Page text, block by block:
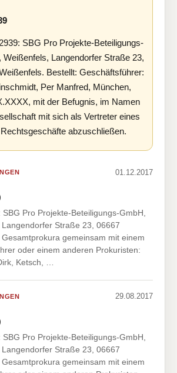
SBG Pro Projekte-Beteiligungs-
Weißenfels, Langendorfer Straße 23,
Bestellt: Geschäftsführer:
Per Manfred, München,
mit der Befugnis, im Namen
mit sich als Vertreter eines
abzuschließen.
01.12.2017
SBG Pro Projekte-Beteiligungs-GmbH,
Straße 23, 06667
gemeinsam mit einem
oder einem anderen Prokuristen:
Ketsch, …
29.08.2017
SBG Pro Projekte-Beteiligungs-GmbH,
Straße 23, 06667
gemeinsam mit einem